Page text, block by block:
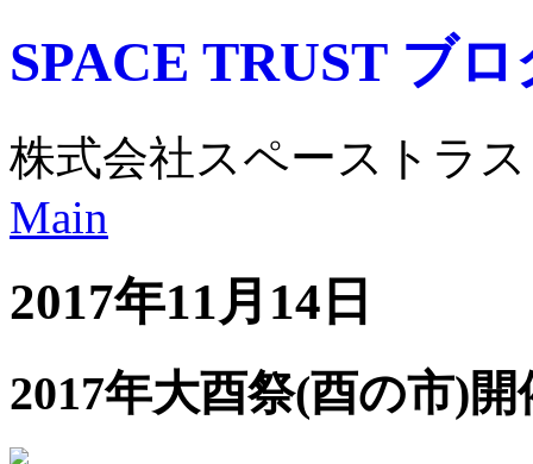
SPACE TRUST ブロ
株式会社スペーストラ
Main
2017年11月14日
2017年大酉祭(酉の市)